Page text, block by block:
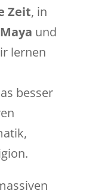
Zeit, in
und
lernen
besser